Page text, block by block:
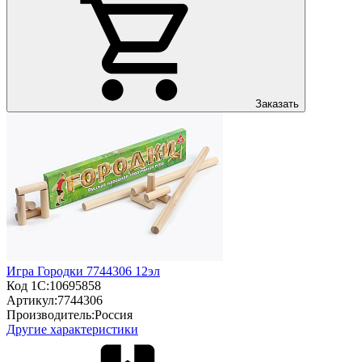
Заказать
Игра Городки 7744306 12эл
Код 1С:10695858
Артикул:7744306
Производитель:Россия
Другие характеристики